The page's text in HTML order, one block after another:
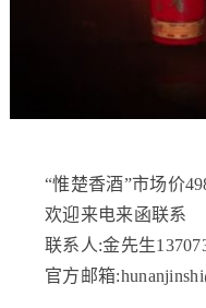
“惟楚香酒”市场价
欢迎来电来函联系
联系人:金先生
官方邮箱